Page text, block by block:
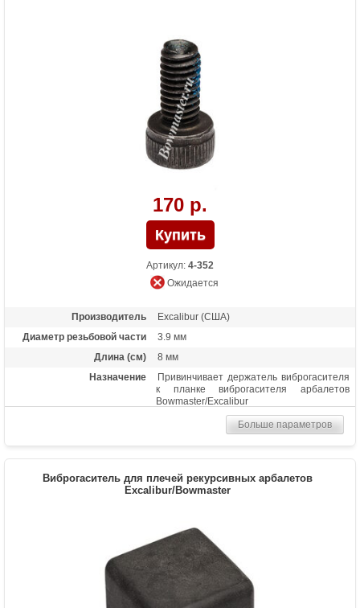
170 р.
Артикул: 4-352
Ожидается
Производитель
Excalibur (США)
Диаметр резьбовой части
3.9 мм
Длина (см)
8 мм
Назначение
Привинчивает держатель виброгасителя
к планке виброгасителя арбалетов
Bowmaster/Excalibur
Больше параметров
Виброгаситель для плечей рекурсивных арбалетов
Excalibur/Bowmaster